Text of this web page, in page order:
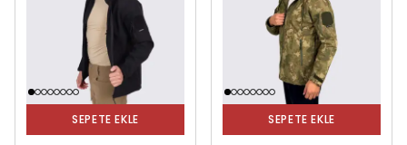
SEPETE EKLE SEPETE EKLE